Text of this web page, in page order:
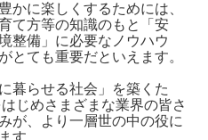
かに楽しくするためには、
て方等の知識のもと「安
整備」に必要なノウハウ
とても重要だといえます。
暮らせる社会」を築くた
じめさまざまな業界の皆さ
が、より一層世の中の役に